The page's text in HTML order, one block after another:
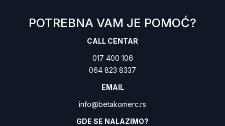
POTREBNA VAM JE POMOĆ?
CALL CENTAR
017 400 106
064 823 8337
EMAIL
info@betakomerc.rs
GDE SE NALAZIMO?